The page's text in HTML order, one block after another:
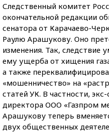
Следственный комитет
окончательной редакции
сенатора от Карачаево-
Раулю Арашукову. Оно
изменения. Так,
ему ущерба от хищения
а также
«мошенничество» на
статей УК. В частности,
директора ООО «Газпром
Арашукову теперь
двух общественных